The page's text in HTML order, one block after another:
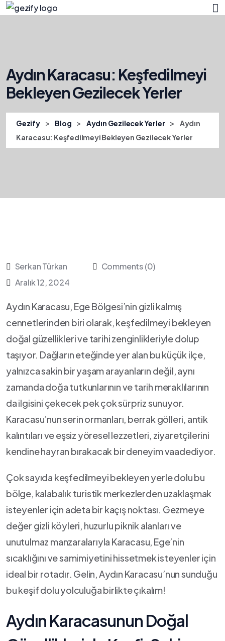
Aydın Karacasu: Keşfedilmeyi
Bekleyen Gezilecek Yerler
Gezify > Blog > Aydın Gezilecek Yerler >
Aydın
Karacasu: Keşfedilmeyi Bekleyen Gezilecek Yerler
Serkan Türkan
Comments (0)
Aralık 12, 2024
Aydın Karacasu, Ege‌ Bölgesi’nin gizli kalmış
cennetlerinden biri olarak, keşfedilmeyi bekleyen
doğal ‍güzellikleri ve tarihi zenginlikleriyle dolup
⁢taşıyor. Dağların eteğinde yer alan bu küçük ilçe,
yalnızca sakin bir yaşam‌ arayanların değil, aynı⁢
zamanda ‍doğa tutkunlarının ve tarih meraklılarının
da‌ ilgisini çekecek pek çok sürpriz sunuyor.
Karacasu’nun serin ormanları, berrak gölleri, antik
kalıntıları ve eşsiz yöresel​ lezzetleri, ziyaretçilerini
kendine hayran bırakacak bir deneyim vaadediyor.
Çok sayıda keşfedilmeyi bekleyen yerle ‌dolu bu
bölge, kalabalık turistik merkezlerden uzaklaşmak
isteyenler için adeta bir kaçış noktası. Gezmeye
değer gizli köyleri, huzurlu piknik alanları ve
unutulmaz manzaralarıyla Karacasu, Ege’nin
sıcaklığını ve samimiyetini hissetmek isteyenler için
ideal bir rotadır. Gelin, Aydın Karacasu’nun sunduğu
bu keşif dolu yolculuğa birlikte çıkalım!
Aydın Karacasunun Doğal